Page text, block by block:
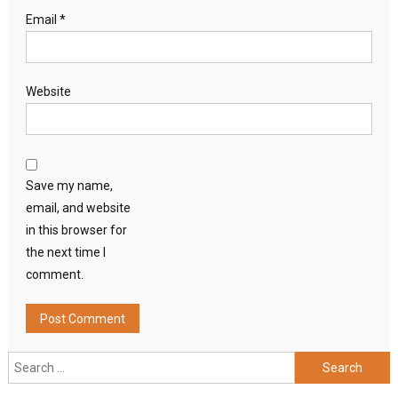
Email *
Website
Save my name,
email, and website
in this browser for
the next time I
comment.
Search
for: